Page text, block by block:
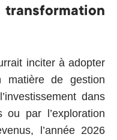
inciter à adopter
matière de gestion
dans
ou par l’exploration
l’année 2026